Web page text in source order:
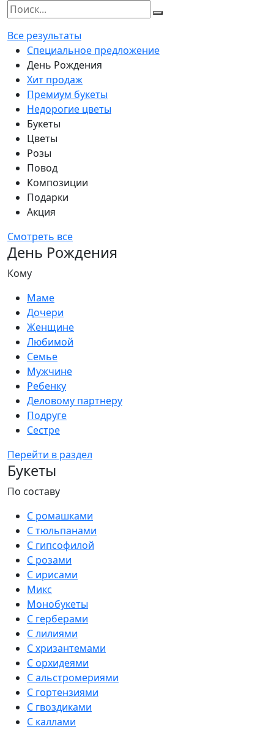
Все результаты
Специальное предложение
День Рождения
Хит продаж
Премиум букеты
Недорогие цветы
Букеты
Цветы
Розы
Повод
Композиции
Подарки
Акция
Смотреть все
День Рождения
Кому
Маме
Дочери
Женщине
Любимой
Семье
Мужчине
Ребенку
Деловому партнеру
Подруге
Сестре
Перейти в раздел
Букеты
По составу
С ромашками
С тюльпанами
С гипсофилой
С розами
С ирисами
Микс
Монобукеты
С герберами
С лилиями
С хризантемами
С орхидеями
С альстромериями
С гортензиями
С гвоздиками
С каллами